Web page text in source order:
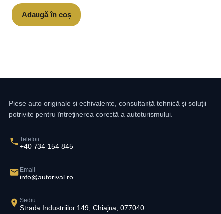
Adaugă în coș
Piese auto originale și echivalente, consultanță tehnică și soluții
potrivite pentru întreținerea corectă a autoturismului.
Telefon
+40 734 154 845
Email
info@autorival.ro
Sediu
Strada Industriilor 149, Chiajna, 077040